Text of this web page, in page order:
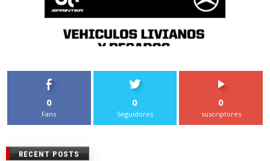
0
Fans
0
Seguidores
0
suscriptores
RECENT POSTS